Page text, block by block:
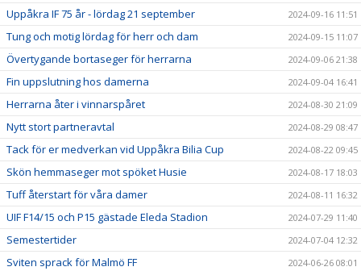
Uppåkra IF 75 år - lördag 21 september 2024-09-16 11:51
Tung och motig lördag för herr och dam 2024-09-15 11:07
Övertygande bortaseger för herrarna 2024-09-06 21:38
Fin uppslutning hos damerna 2024-09-04 16:41
Herrarna åter i vinnarspåret 2024-08-30 21:09
Nytt stort partneravtal 2024-08-29 08:47
Tack för er medverkan vid Uppåkra Bilia Cup 2024-08-22 09:45
Skön hemmaseger mot spöket Husie 2024-08-17 18:03
Tuff återstart för våra damer 2024-08-11 16:32
UIF F14/15 och P15 gästade Eleda Stadion 2024-07-29 11:40
Semestertider 2024-07-04 12:32
Sviten sprack för Malmö FF 2024-06-26 08:01